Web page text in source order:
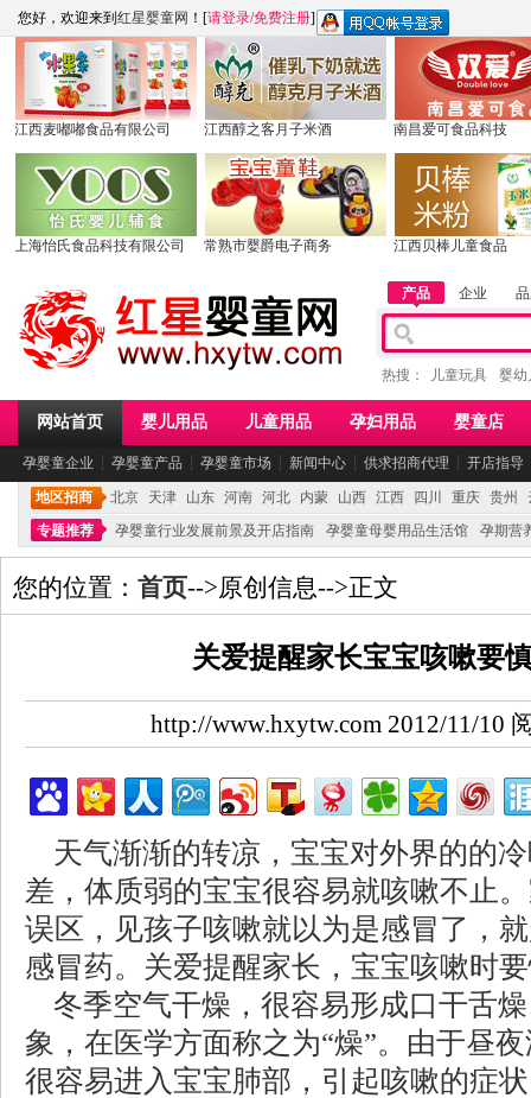
您好，欢迎来到 红星婴童网 ！[请登录/免费注册]
江西麦嘟嘟食品有限公司 江西醇之客月子米酒 南昌爱可食品科技
上海怡氏食品科技有限公司 常熟市婴爵电子商务 江西贝棒儿童食品
产品 企业
热搜： 儿童玩具 婴幼
网站首页 婴儿用品 儿童用品 孕妇用品 婴童店
孕婴童企业 ┆ 孕婴童产品 ┆ 孕婴童市场 ┆ 新闻中心 ┆ 供求招商代理 ┆ 开店指导
地区招商 北京 天津 山东 河南 河北 内蒙 山西 江西 四川 重庆 贵州
专题推荐
孕婴童行业发展前景及开店指南 孕婴童母婴用品生活馆 孕期营
您的位置： 首页-->原创信息-->正文
关爱提醒家长宝宝咳嗽要
http://www.hxytw.com 2012/11/10
天气渐渐的转凉，宝宝对外界的的
差，体质弱的宝宝很容易就咳嗽不止
误区，见孩子咳嗽就以为是感冒了，
感冒药。关爱提醒家长，宝宝咳嗽时
冬季空气干燥，很容易形成口干舌
象，在医学方面称之为“燥”。由于昼
很容易进入宝宝肺部，引起咳嗽的症